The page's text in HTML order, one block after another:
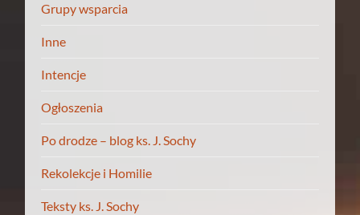
Grupy wsparcia
Inne
Intencje
Ogłoszenia
Po drodze – blog ks. J. Sochy
Rekolekcje i Homilie
Teksty ks. J. Sochy